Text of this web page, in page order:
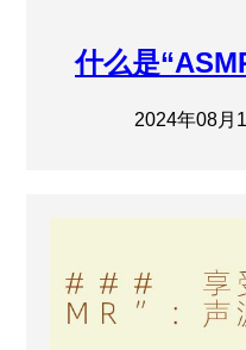
什么是
2024年08月